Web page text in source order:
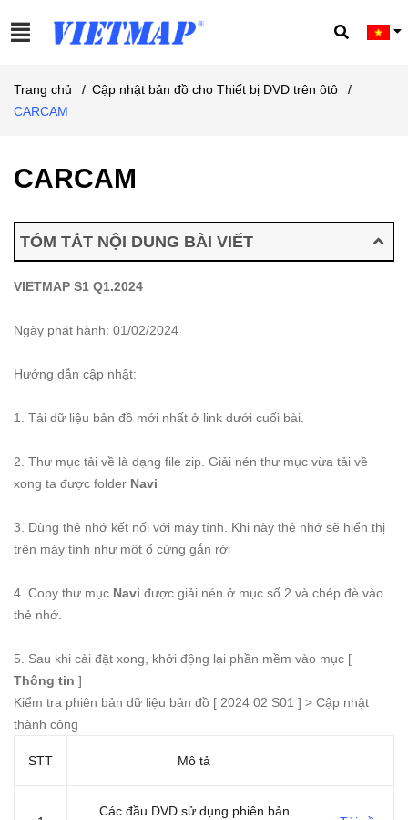
Trang chủ / Cập nhật bản đồ cho Thiết bị DVD trên ôtô
/
CARCAM
CARCAM
TÓM TẮT NỘI DUNG BÀI VIẾT
VIETMAP S1 Q1.2024
Ngày phát hành: 01/02/2024
Hướng dẫn cập nhật:
1. Tải dữ liệu bản đồ mới nhất ở link dưới cuối bài.
2. Thư mục tải về là dạng file zip. Giải nén thư mục vừa tải về
xong ta được folder Navi
3. Dùng thẻ nhớ kết nối với máy tính. Khi này thẻ nhớ sẽ hiển thị
trên máy tính như một ổ cứng gắn rời
4. Copy thư mục Navi được giải nén ở mục số 2 và chép đè vào
thẻ nhớ.
5. Sau khi cài đặt xong, khởi động lại phần mềm vào mục [
Thông tin ]
Kiểm tra phiên bản dữ liệu bản đồ [ 2024 02 S01 ] > Cập nhật
thành công
STT Mô tả
Các đầu DVD sử dụng phiên bản